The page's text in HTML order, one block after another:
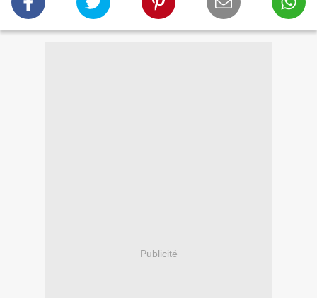
Publicité